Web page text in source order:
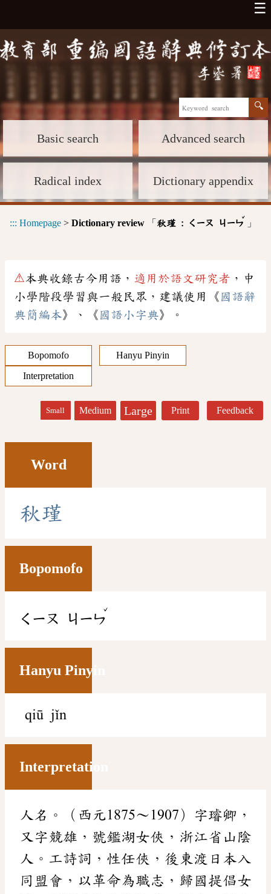
☰
Basic search Advanced search
Radical index Dictionary appendix
::: Homepage > Dictionary review 「 秋瑾 : ㄑㄧㄡ ㄐㄧㄣ
ˇ
」
⚠本典收錄古今用語， 適用於語文研究者 ，中
小學階段學習與一般民眾，建議使用《 國語辭
典簡編本》、《 國語小字典》。
Bopomofo
Hanyu Pinyin
Interpretation
Small Medium Large Print Feedback
Word
秋瑾
Bopomofo
ㄑㄧㄡ ㄐㄧㄣ
ˇ
Hanyu Pinyin
qiū jǐn
Interpretation
人名。（西元1875～1907）字璿卿，
又字競雄，號鑑湖女俠，浙江省山陰
人。工詩詞，性任俠，後東渡日本入
同盟會，以革命為職志，歸國提倡女